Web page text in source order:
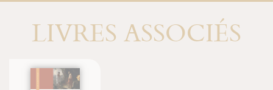
LIVRES ASSOCIÉS